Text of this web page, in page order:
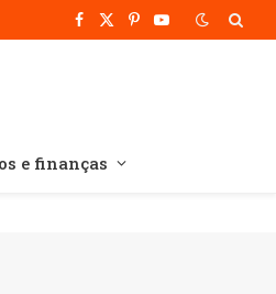
Facebook
X
Pinterest
YouTube
e finanças